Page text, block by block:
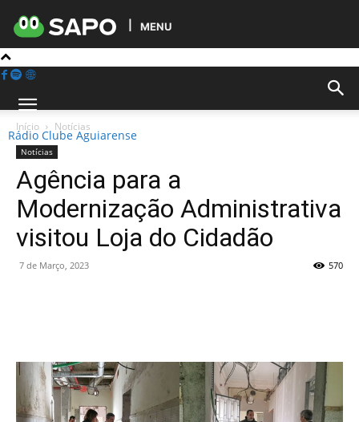
MENU
Rádio Clube Aguiarense
Início Notícias
Notícias
Agência para a
Modernização Administrativa
visitou Loja do Cidadão
7 de Março, 2023 570